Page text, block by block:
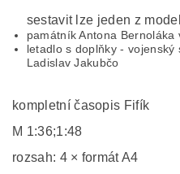
sestavit lze jeden z
památník Antona
letadlo s doplňky -
Ladislav Jakubčo
kompletní časopis Fifík
M 1:36;1:48
rozsah: 4 × formát A4